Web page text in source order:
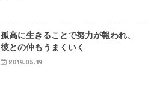
孤高に生きることで努力が報われ、
彼との仲もうまくいく
2019.05.19